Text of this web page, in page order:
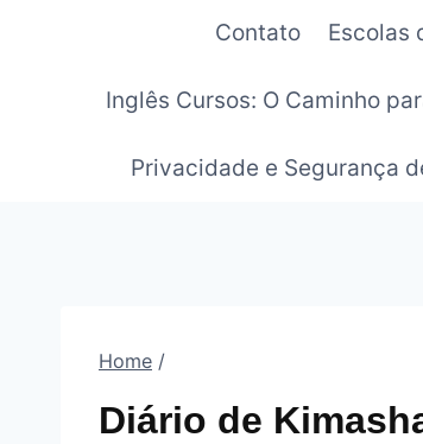
Contato Escolas
Inglês Cursos: O Caminho
Privacidade e Segurança
Home /
Diário de